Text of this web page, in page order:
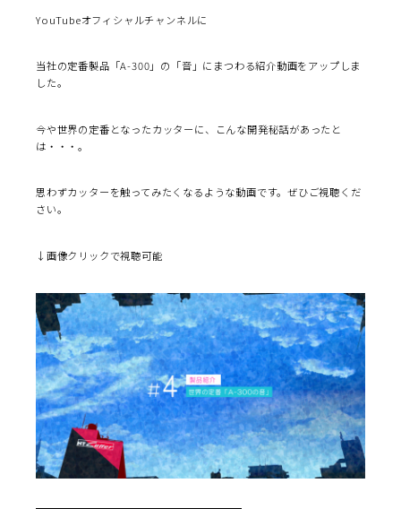
YouTubeオフィシャルチャンネルに
当社の定番製品「A-300」の「音」にまつわる紹介動画をアップしま
した。
今や世界の定番となったカッターに、こんな開発秘話があったと
は・・・。
思わずカッターを触ってみたくなるような動画です。ぜひご視聴くだ
さい。
↓画像クリックで視聴可能